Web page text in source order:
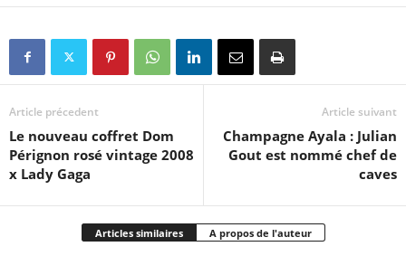
Article précedent
Le nouveau coffret Dom
Pérignon rosé vintage 2008
x Lady Gaga
Article suivant
Champagne Ayala : Julian
Gout est nommé chef de
caves
Articles similaires A propos de l'auteur